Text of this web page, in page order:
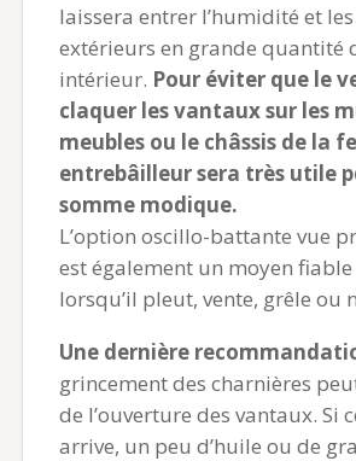
laissera entrer l’humidité et
extérieurs en grande quantité
intérieur. Pour éviter que le
claquer les vantaux sur les
meubles ou le châssis de la
entrebâilleur sera très utile
somme modique.
L’option oscillo-battante vue
est également un moyen
lorsqu’il pleut, vente, grêle ou
Une dernière
grincement des charnières
de l’ouverture des vantaux. Si
arrive, un peu d’huile ou de